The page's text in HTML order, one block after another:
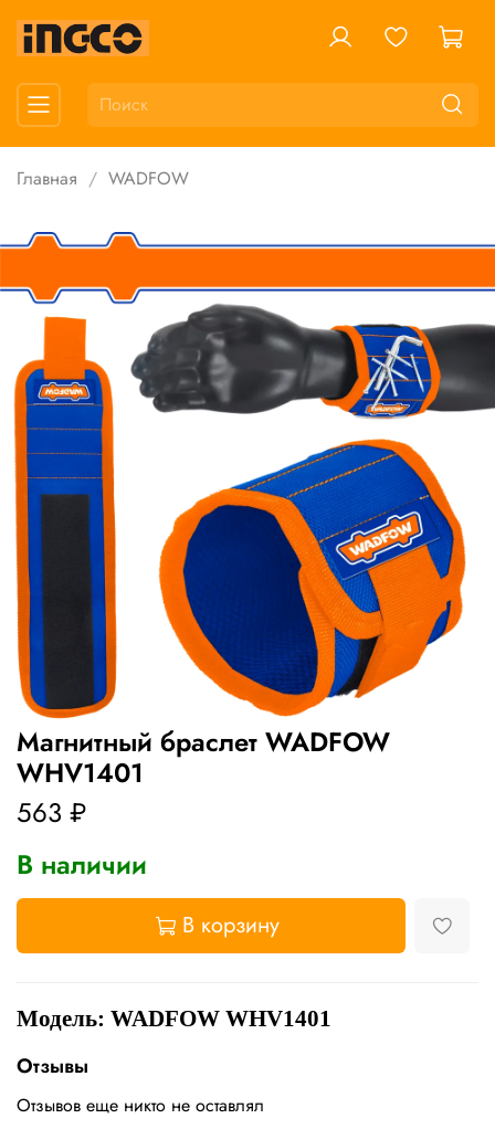
Главная WADFOW
Магнитный браслет WADFOW
WHV1401
563 ₽
В наличии
В корзину
Модель: WADFOW WHV1401
Отзывы
Отзывов еще никто не оставлял